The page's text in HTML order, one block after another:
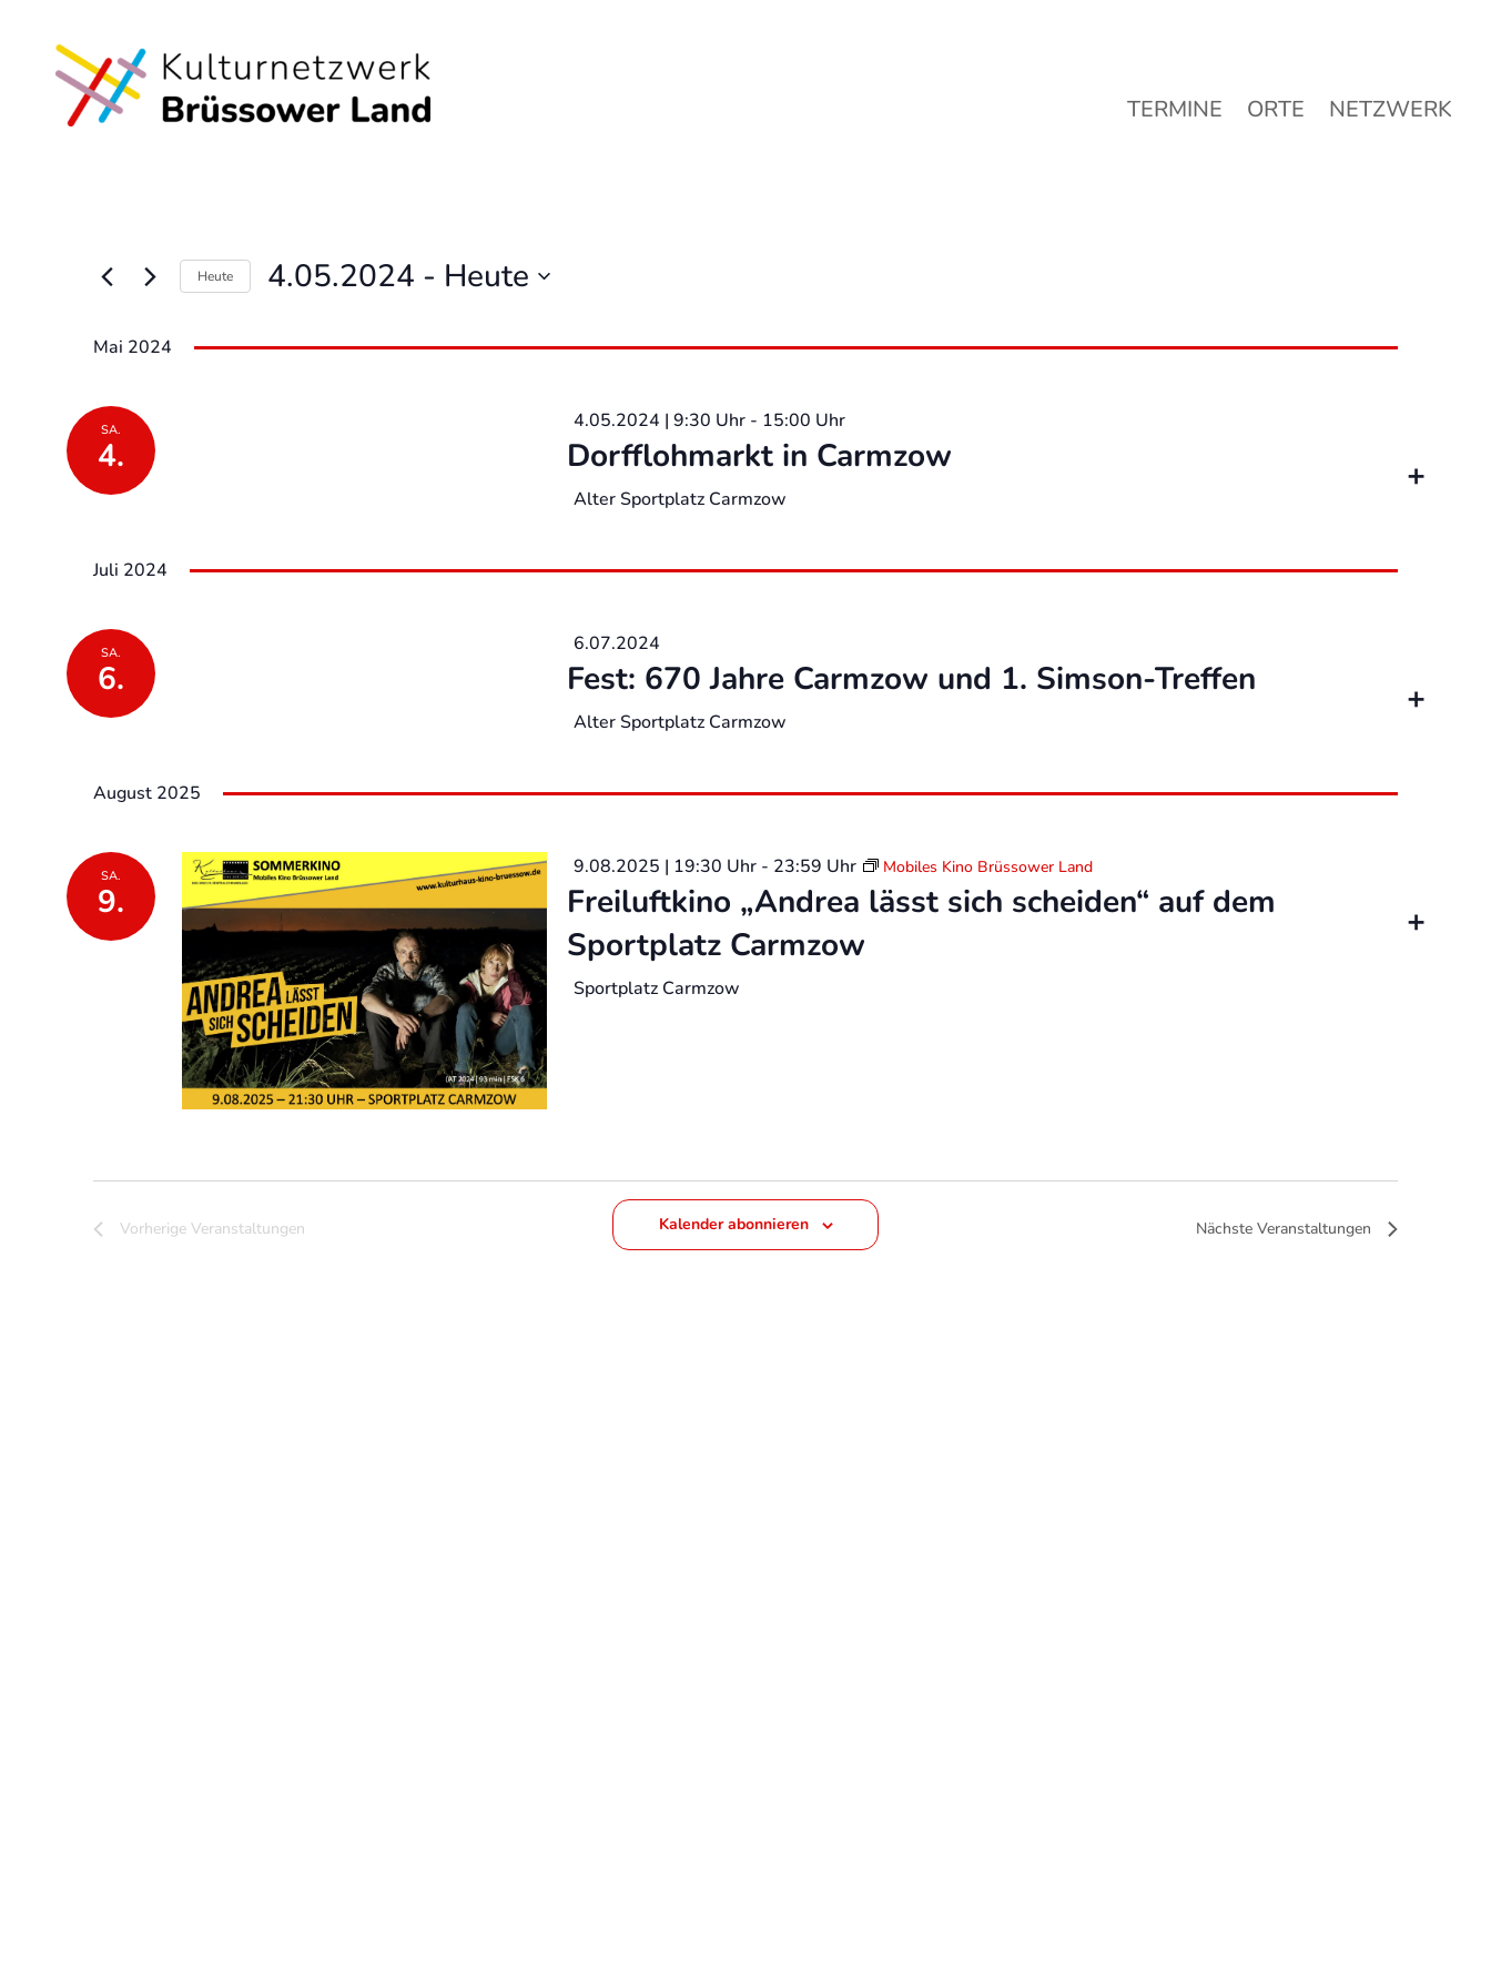
TERMINE ORTE NETZWERK
Heute 4.05.2024 - Heute
wählen.
Mai 2024
SA.
4. Dorfflohmarkt in Carmzow
4.05.2024 | 9:30 Uhr- 15:00 Uhr
Alter Sportplatz Carmzow
Juli 2024
SA.
6. Fest: 670 Jahre Carmzow und 1. Simson-Treffen
6.07.2024
Alter Sportplatz Carmzow
August 2025
SA.
9.
Freiluftkino „Andrea lässt sich scheiden“ auf dem
Sportplatz Carmzow
9.08.2025 | 19:30 Uhr- 23:59 Uhr Mobiles Kino Brüssower Land
Sportplatz Carmzow
Vorherige Veranstaltungen Nächste Veranstaltungen
Kalender abonnieren